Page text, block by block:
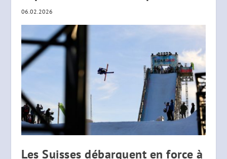
06.02.2026
Les Suisses débarquent en force à